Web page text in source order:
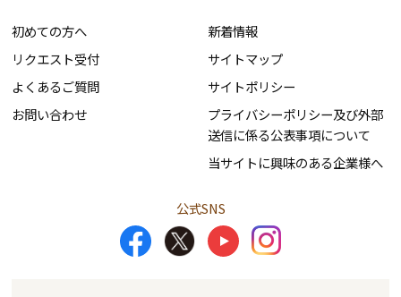
初めての方へ
リクエスト受付
よくあるご質問
お問い合わせ
新着情報
サイトマップ
サイトポリシー
プライバシーポリシー及び外部
送信に係る公表事項について
当サイトに興味のある企業様へ
公式SNS